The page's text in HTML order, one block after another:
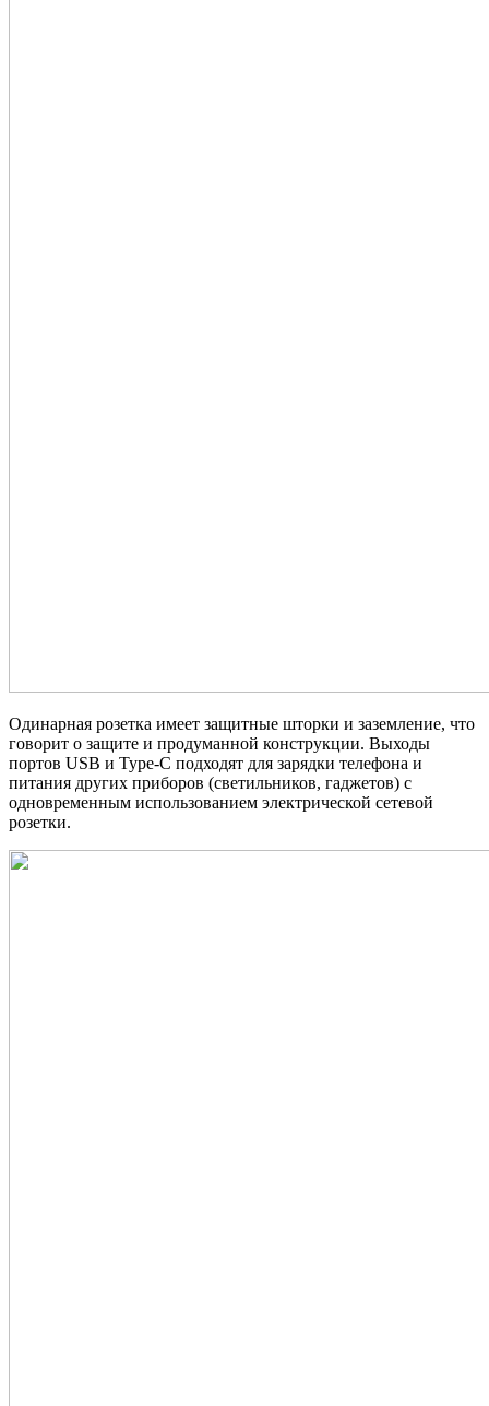
Одинарная розетка имеет защитные шторки и заземление, что
говорит о защите и продуманной конструкции. Выходы
портов USB и Type-C подходят для зарядки телефона и
питания других приборов (светильников, гаджетов) с
одновременным использованием электрической сетевой
розетки.